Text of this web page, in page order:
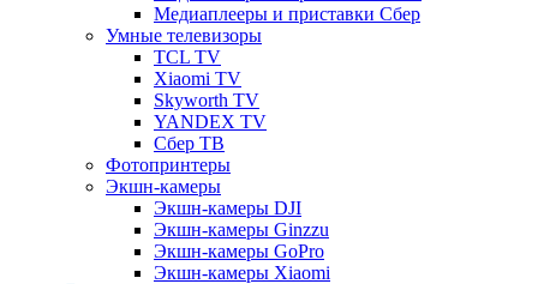
Медиаплееры и приставки Сбер
Умные телевизоры
TCL TV
Xiaomi TV
Skyworth TV
YANDEX TV
Сбер ТВ
Фотопринтеры
Экшн-камеры
Экшн-камеры DJI
Экшн-камеры Ginzzu
Экшн-камеры GoPro
Экшн-камеры Xiaomi